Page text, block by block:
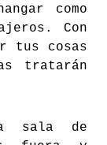
como
Con
tus cosas
tratarán
sala de